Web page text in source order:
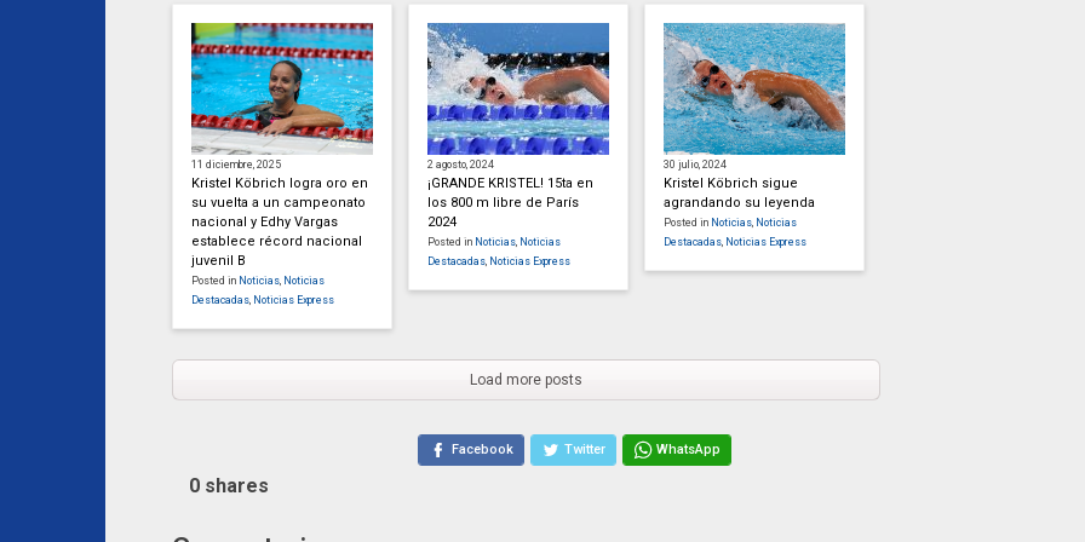
11 diciembre, 2025
Kristel Köbrich logra oro en
su vuelta a un campeonato
nacional y Edhy Vargas
establece récord nacional
juvenil B
Posted in Noticias Noticias
Destacadas Noticias Express
2 agosto, 2024
¡GRANDE KRISTEL! 15ta en
los 800 m libre de París
2024
Posted in Noticias Noticias
Destacadas Noticias Express
30 julio, 2024
Kristel Köbrich sigue
agrandando su leyenda
Posted in Noticias Noticias
Destacadas Noticias Express
Load more posts
Facebook Twitter WhatsApp
0 shares